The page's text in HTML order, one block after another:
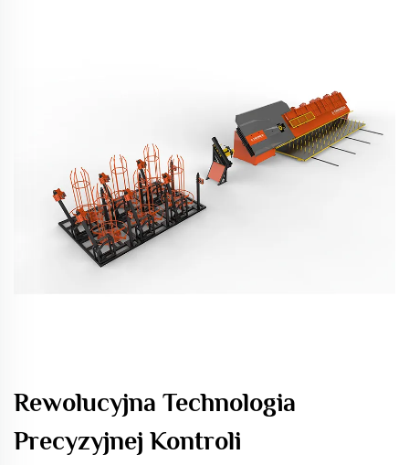
Rewolucyjna Technologia
Precyzyjnej Kontroli